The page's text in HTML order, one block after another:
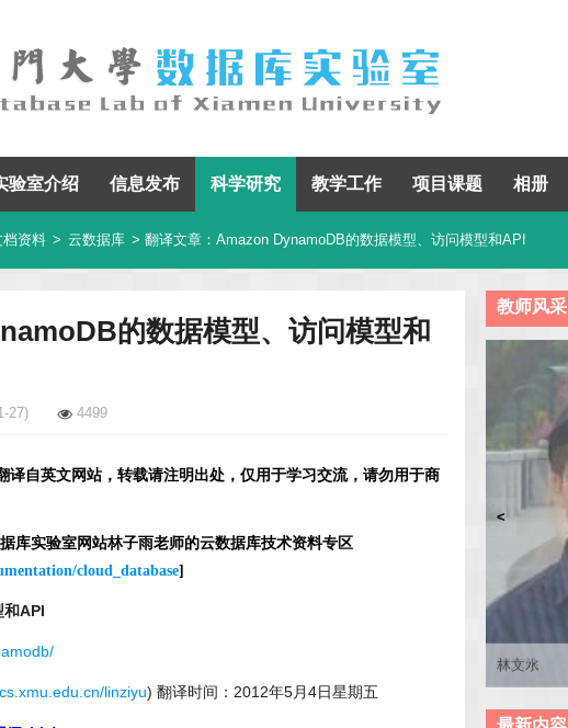
验室介绍 信息发布 科学研究 教学工作 项目课题 相册
档资料 > 云数据库 > 翻译文章：Amazon DynamoDB的数据模型、访问模型和API
的数据模型、访问模型和
27) 4499
译自英文网站，转载请注明出处，仅用于学习交流，请勿用于商
库实验室网站林子雨老师的云数据库技术资料专区
cloud_database]
API
linziyu) 翻译时间： 2012年5月4日星期五
教师风采
林子雨
张东站
林文水
冯少荣
<